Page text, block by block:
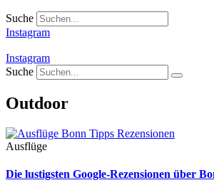
Suche
Instagram
Instagram
Suche
Outdoor
Ausflüge
Die lustigsten Google-Rezensionen über